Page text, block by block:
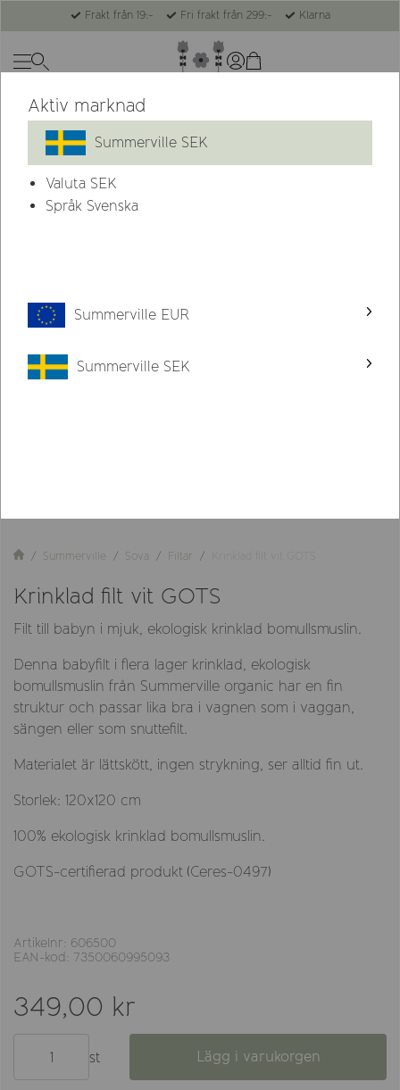
Frakt från 19:- Fri frakt från 299:- Klarna
Summerville Sova Filtar Krinklad filt vit GOTS
Krinklad filt vit GOTS
Filt till babyn i mjuk, ekologisk krinklad bomullsmuslin.
Denna babyfilt i flera lager krinklad, ekologisk
bomullsmuslin från Summerville organic har en fin
struktur och passar lika bra i vagnen som i vaggan,
sängen eller som snuttefilt.
Materialet är lättskött, ingen strykning, ser alltid fin ut.
Storlek: 120x120 cm
100% ekologisk krinklad bomullsmuslin.
GOTS-certifierad produkt (Ceres-0497)
Artikelnr: 606500
EAN-kod: 7350060995093
349,00 kr
st Lägg i varukorgen
Aktiv marknad
Summerville SEK
Valuta SEK
Språk Svenska
Summerville EUR
Summerville SEK